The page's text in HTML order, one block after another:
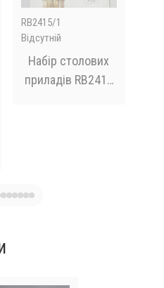
RB2415/1
Відсутній
Набір столових
приладів RB2415